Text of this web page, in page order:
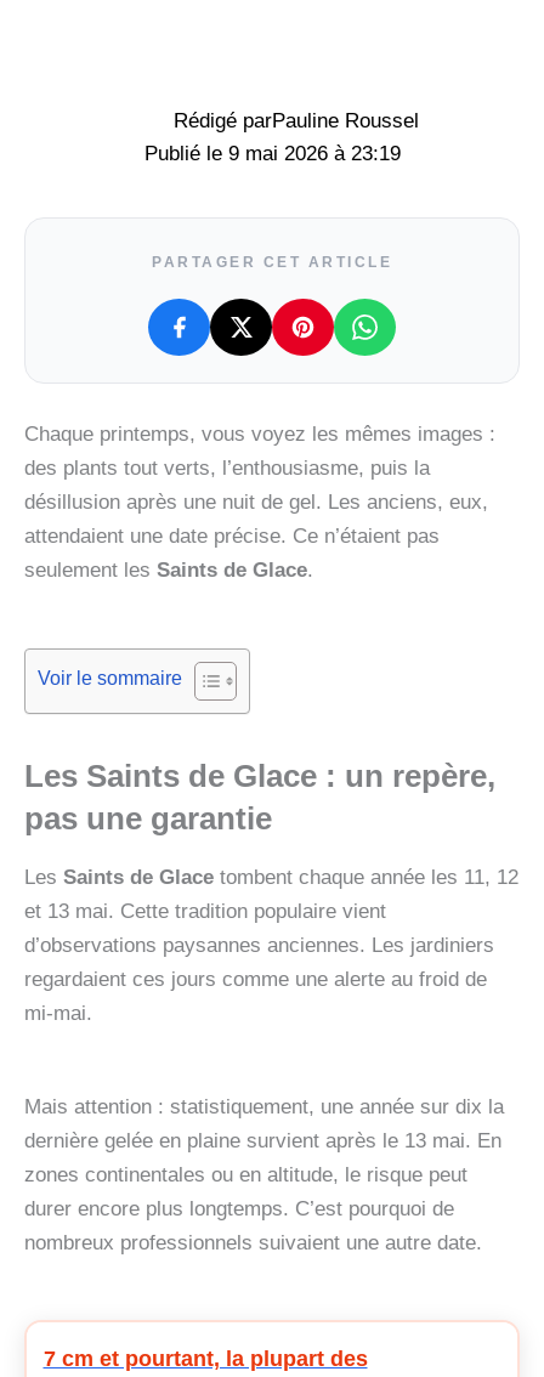
Rédigé parPauline Roussel
9 mai 2026 à 23:19
PARTAGER CET ARTICLE
Chaque printemps, vous voyez les mêmes images :
des plants tout verts, l’enthousiasme, puis la
désillusion après une nuit de gel. Les anciens, eux,
attendaient une date précise. Ce n’étaient pas
seulement les Saints de Glace.
Voir le sommaire
Les Saints de Glace : un repère,
pas une garantie
Les Saints de Glace tombent chaque année les 11, 12
et 13 mai. Cette tradition populaire vient
d’observations paysannes anciennes. Les jardiniers
regardaient ces jours comme une alerte au froid de
mi-mai.
Mais attention : statistiquement, une année sur dix la
dernière gelée en plaine survient après le 13 mai. En
zones continentales ou en altitude, le risque peut
durer encore plus longtemps. C’est pourquoi de
nombreux professionnels suivaient une autre date.
7 cm et pourtant, la plupart des